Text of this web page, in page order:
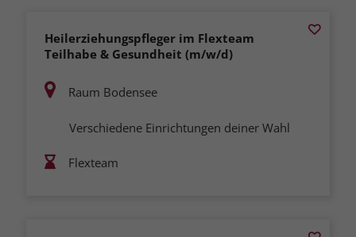
Heilerziehungspfleger im Flexteam
Teilhabe & Gesundheit (m/w/d)
Raum Bodensee
Verschiedene Einrichtungen deiner Wahl
Flexteam